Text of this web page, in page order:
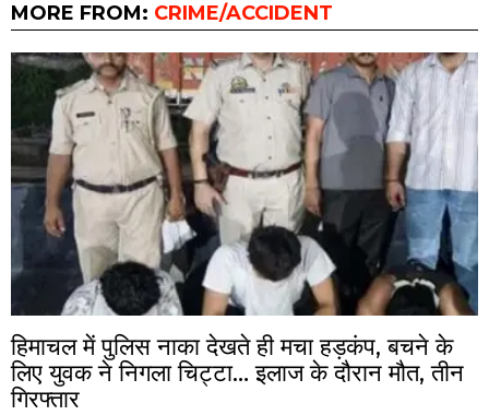
MORE FROM: CRIME/ACCIDENT
हिमाचल में पुलिस नाका देखते ही मचा हड़कंप, बचने के
लिए युवक ने निगला चिट्टा… इलाज के दौरान मौत, तीन
गिरफ्तार